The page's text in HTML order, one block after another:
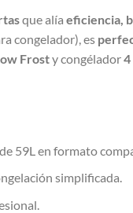
que alía eficiencia,
congelador), es
Frosty congélador4
59L en formato
simplificada.